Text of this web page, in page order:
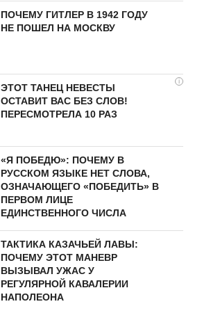
ПОЧЕМУ ГИТЛЕР В 1942 ГОДУ
НЕ ПОШЕЛ НА МОСКВУ
i
ЭТОТ ТАНЕЦ НЕВЕСТЫ
ОСТАВИТ ВАС БЕЗ СЛОВ!
ПЕРЕСМОТРЕЛА 10 РАЗ
«Я ПОБЕДЮ»: ПОЧЕМУ В
РУССКОМ ЯЗЫКЕ НЕТ СЛОВА,
ОЗНАЧАЮЩЕГО «ПОБЕДИТЬ» В
ПЕРВОМ ЛИЦЕ
ЕДИНСТВЕННОГО ЧИСЛА
ТАКТИКА КАЗАЧЬЕЙ ЛАВЫ:
ПОЧЕМУ ЭТОТ МАНЕВР
ВЫЗЫВАЛ УЖАС У
РЕГУЛЯРНОЙ КАВАЛЕРИИ
НАПОЛЕОНА